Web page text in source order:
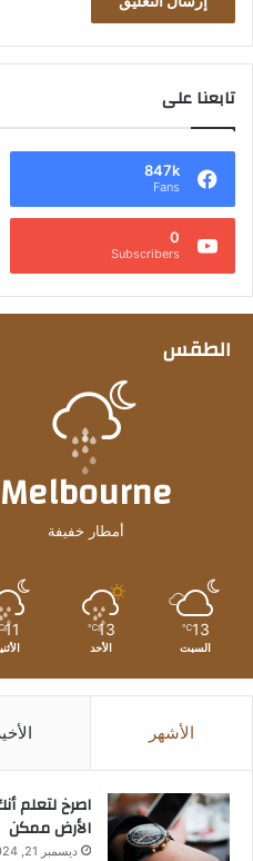
تابعنا على
847k
Fans
0
Subscribers
الطقس
Melbourne
أمطار خفيفة
13
℃
السبت
13
℃
الأحد
11
الأشهر
‫اصرخ لتعلم
الأرض ممكن
ديسمبر 21, 2024